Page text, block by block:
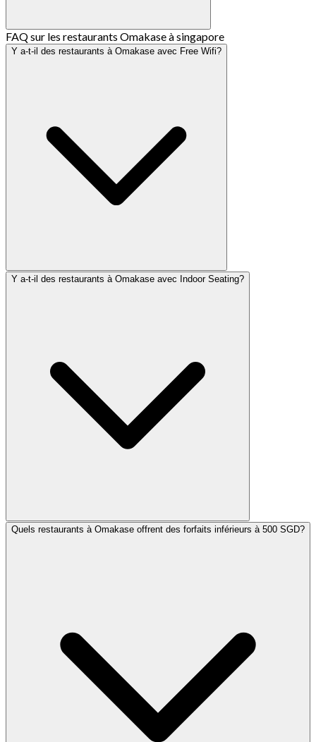
FAQ sur les restaurants Omakase à singapore
Y a-t-il des restaurants à Omakase avec Free Wifi?
Y a-t-il des restaurants à Omakase avec Indoor Seating?
Quels restaurants à Omakase offrent des forfaits inférieurs à 500 SGD?